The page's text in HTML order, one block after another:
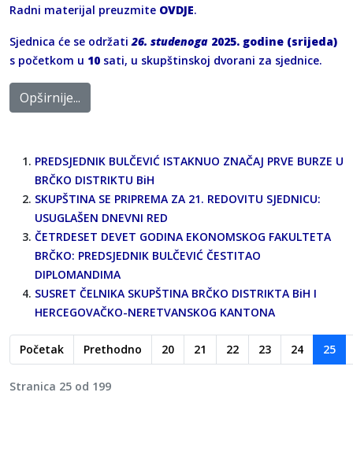
Radni materijal preuzmite OVDJE.
Sjednica će se održati26. studenoga 2025. godine (srijeda)
s početkom u 10 sati, u skupštinskoj dvorani za sjednice.
Opširnije...
PREDSJEDNIK BULČEVIĆ ISTAKNUO ZNAČAJ PRVE BURZE U
BRČKO DISTRIKTU BiH
SKUPŠTINA SE PRIPREMA ZA 21. REDOVITU SJEDNICU:
USUGLAŠEN DNEVNI RED
ČETRDESET DEVET GODINA EKONOMSKOG FAKULTETA
BRČKO: PREDSJEDNIK BULČEVIĆ ČESTITAO
DIPLOMANDIMA
SUSRET ČELNIKA SKUPŠTINA BRČKO DISTRIKTA BiH I
HERCEGOVAČKO-NERETVANSKOG KANTONA
Početak Prethodno 20 21 22 23 24 25
Stranica 25 od 199